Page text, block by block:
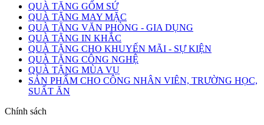
QUÀ TẶNG GỐM SỨ
QUÀ TẶNG MAY MẶC
QUÀ TẶNG VĂN PHÒNG - GIA DỤNG
QUÀ TẶNG IN KHẮC
QUÀ TẶNG CHO KHUYẾN MÃI - SỰ KIỆN
QUÀ TẶNG CÔNG NGHỆ
QUÀ TẶNG MÙA VỤ
SẢN PHẨM CHO CÔNG NHÂN VIÊN, TRƯỜNG HỌC,
SUẤT ĂN
Chính sách